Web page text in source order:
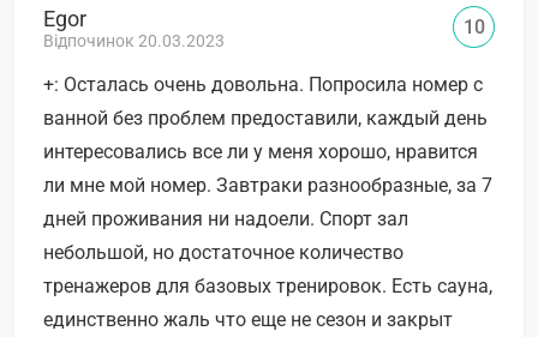
Egor
Відпочинок 20.03.2023
+: Осталась очень довольна. Попросила номер с
ванной без проблем предоставили, каждый день
интересовались все ли у меня хорошо, нравится
ли мне мой номер. Завтраки разнообразные, за 7
дней проживания ни надоели. Спорт зал
небольшой, но достаточное количество
тренажеров для базовых тренировок. Есть сауна,
единственно жаль что еще не сезон и закрыт
10